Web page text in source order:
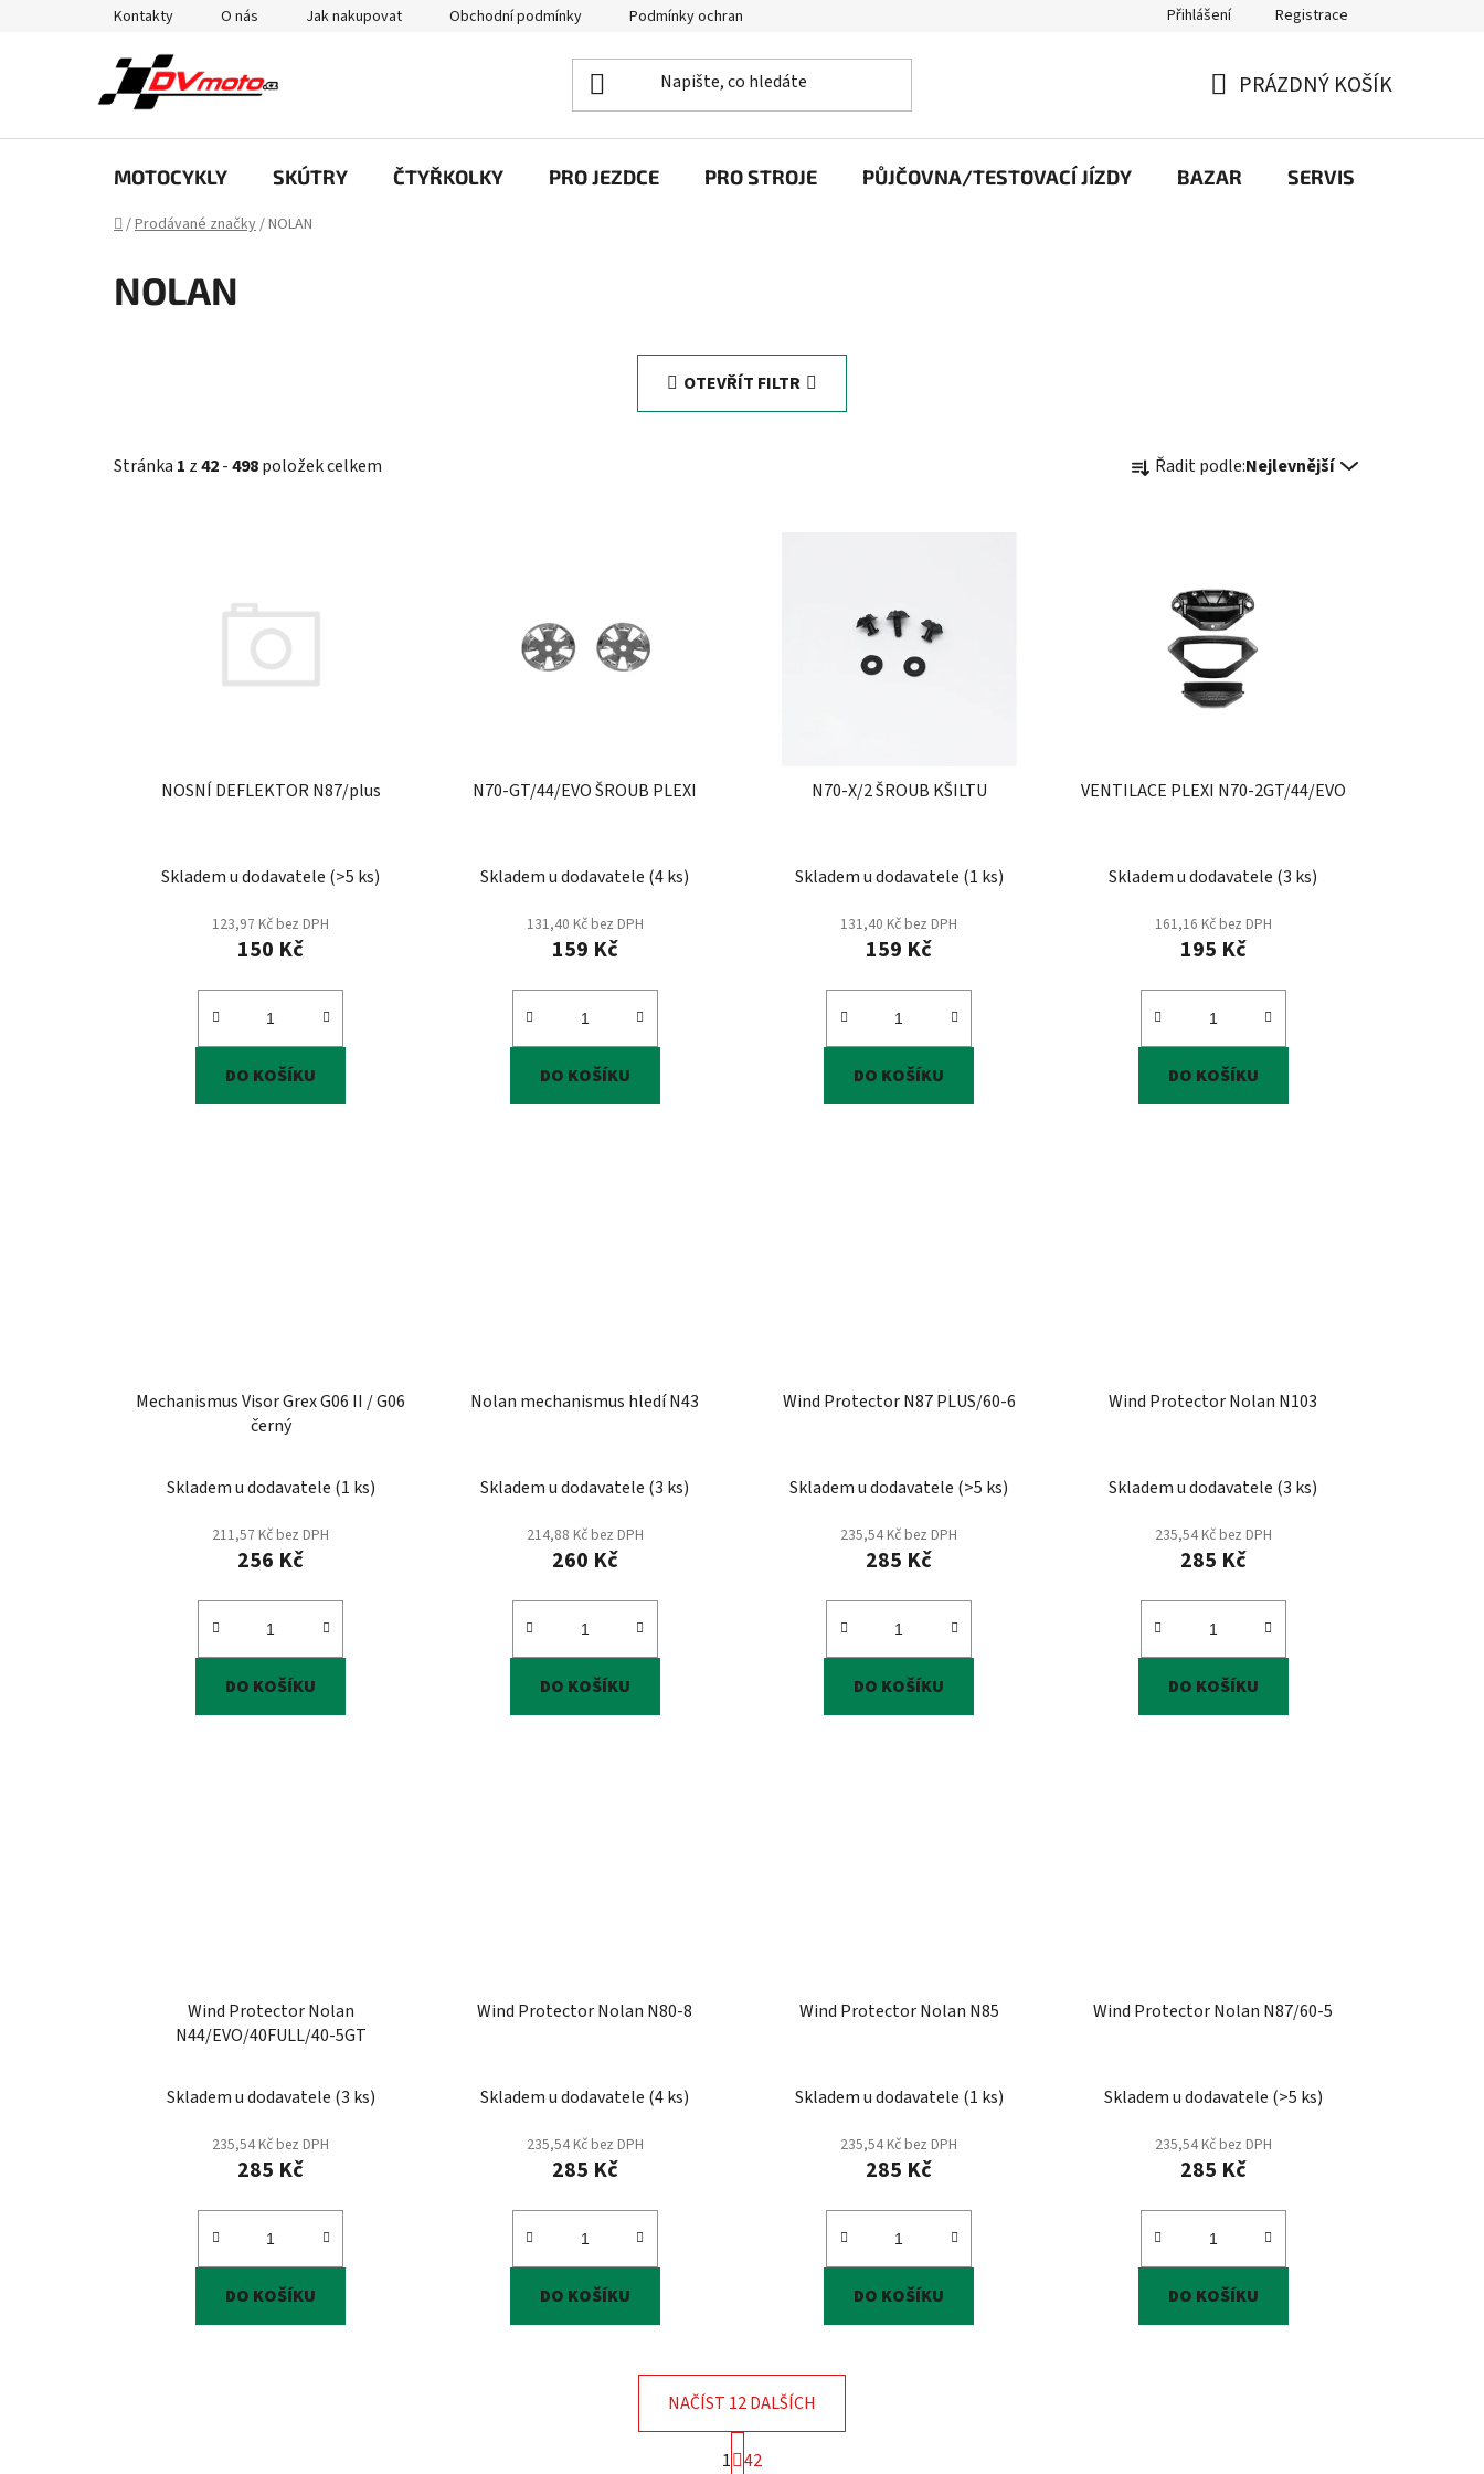
Kontakty O nás Jak nakupovat Obchodní podmínky Podmínky ochrany osobních údajů Přihlášení Registrace
KOŠÍK
PRÁZDNÝ KOŠÍK
MOTOCYKLY SKÚTRY ČTYŘKOLKY PRO JEZDCE PRO STROJE PŮJČOVNA/TESTOVACÍ JÍZDY BAZAR SERVIS
Domů
/Prodávané značky/NOLAN
NOLAN
OTEVŘÍT FILTR
Stránka 1 z42-498položek celkem
a
t
Řadit podle:Nejlevnější
NOSNÍ DEFLEKTOR N87/plus
Skladem u dodavatele (>5 ks)
123,97 Kč bez DPH
150 Kč
DO KOŠÍKU
N70-GT/44/EVO ŠROUB PLEXI
Skladem u dodavatele (4 ks)
131,40 Kč bez DPH
159 Kč
DO KOŠÍKU
N70-X/2 ŠROUB KŠILTU
Skladem u dodavatele (1 ks)
131,40 Kč bez DPH
159 Kč
DO KOŠÍKU
VENTILACE PLEXI N70-2GT/44/EVO
Skladem u dodavatele (3 ks)
161,16 Kč bez DPH
195 Kč
DO KOŠÍKU
Mechanismus Visor Grex G06 II / G06
černý
Skladem u dodavatele (1 ks)
211,57 Kč bez DPH
256 Kč
DO KOŠÍKU
Nolan mechanismus hledí N43
Skladem u dodavatele (3 ks)
214,88 Kč bez DPH
260 Kč
DO KOŠÍKU
Wind Protector N87 PLUS/60-6
Skladem u dodavatele (>5 ks)
235,54 Kč bez DPH
285 Kč
DO KOŠÍKU
Wind Protector Nolan N103
Skladem u dodavatele (3 ks)
235,54 Kč bez DPH
285 Kč
DO KOŠÍKU
Wind Protector Nolan
N44/EVO/40FULL/40-5GT
Skladem u dodavatele (3 ks)
235,54 Kč bez DPH
285 Kč
DO KOŠÍKU
Wind Protector Nolan N80-8
Skladem u dodavatele (4 ks)
235,54 Kč bez DPH
285 Kč
DO KOŠÍKU
Wind Protector Nolan N85
Skladem u dodavatele (1 ks)
235,54 Kč bez DPH
285 Kč
DO KOŠÍKU
Wind Protector Nolan N87/60-5
Skladem u dodavatele (>5 ks)
235,54 Kč bez DPH
285 Kč
DO KOŠÍKU
NAČÍST 12 DALŠÍCH
S
t
1 42